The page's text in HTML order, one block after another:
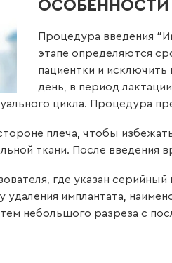
Процедура введения
этапе определяются
пациентки и
день, в период
цикла. Процедура
плеча, чтобы
ткани. После введения
где указан
имплантата,
небольшого разреза с